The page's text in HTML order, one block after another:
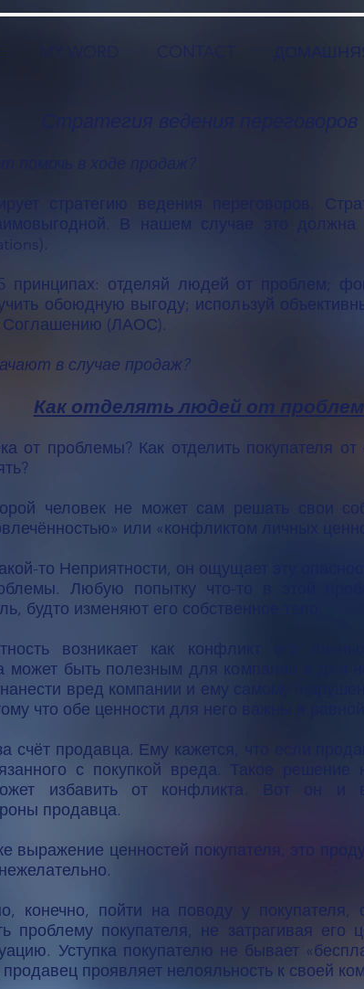
MY WORD CONTACT ДОМАШНЯЯ
Стратегия ведения переговоров
в ходе продаж?
стратегию ведения переговоров.
В нашем случае это должна
принципах: отделяй людей от проблем;
обоюдную выгоду; используй
Соглашению (ЛАОС).
в случае продаж?
Как отделять людей от проблем
от проблемы? Как отделить покупателя
человек не может сам решать свои
или «конфликтом личных
то Неприятности, он ощущает эту
Любую попытку что-то в этой
будто изменяют его собственное тело.
возникает как конфликт его
может быть полезным для компании и для
вред компании и ему самому
что обе ценности для него важны в равной
счёт продавца. Ему кажется, что если
с покупкой вреда. Такое
избавить от конфликта. Вот он и
продавца.
выражение ценностей покупателя, это
конечно, пойти на поводу у
проблему покупателя, не затрагивая его
Уступка покупателю не бывает
проявляет нелояльность к своей